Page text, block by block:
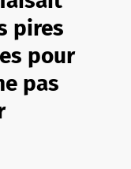
pires
pour
pas